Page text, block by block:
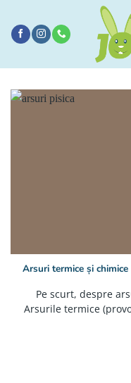
conținut
Arsuri termice și
Pe scurt, despre
Arsurile termice